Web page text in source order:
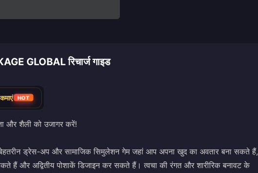
GLOBAL रिचार्ज गाइड
HOT
और शैली को उजागर करें!
ड्रेस-अप और सामाजिक सिमुलेशन गेम जहां आप अपना खुद का अवतार बना सकते हैं,
हैं और अद्वितीय पोशाकें डिजाइन कर सकते हैं। त्वचा की रंगत और शारीरिक बनावट के